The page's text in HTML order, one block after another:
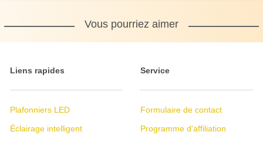
Vous pourriez aimer
Liens rapides
Plafonniers LED
Éclairage intelligent
Service
Formulaire de contact
Programme d'affiliation